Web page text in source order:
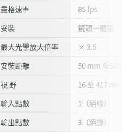
畫格速率
85 fps
安裝
鏡頭一體型
最大光學放大倍率
× 3.5
安裝距離
50 mm 至
視 野
16 至 417 mm
輸入點數
1（絕緣）
輸出點數
3（絕緣）